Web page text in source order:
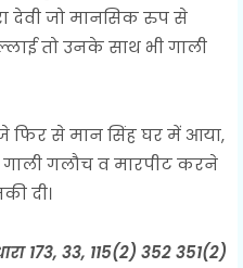
देवी जो मानसिक रुप से
तो उनके साथ भी गाली
फिर से मान सिंह घर में आया,
गलौच व मारपीट करने
दी।
173, 33, 115(2) 352 351(2)